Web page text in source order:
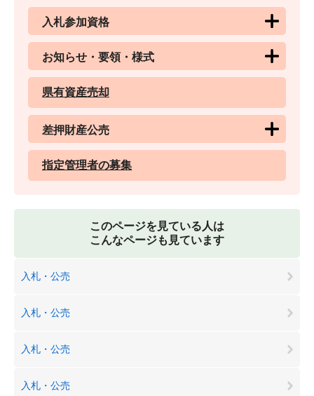
入札参加資格
お知らせ・要領・様式
県有資産売却
差押財産公売
指定管理者の募集
このページを見ている人は
こんなページも見ています
入札・公売
入札・公売
入札・公売
入札・公売